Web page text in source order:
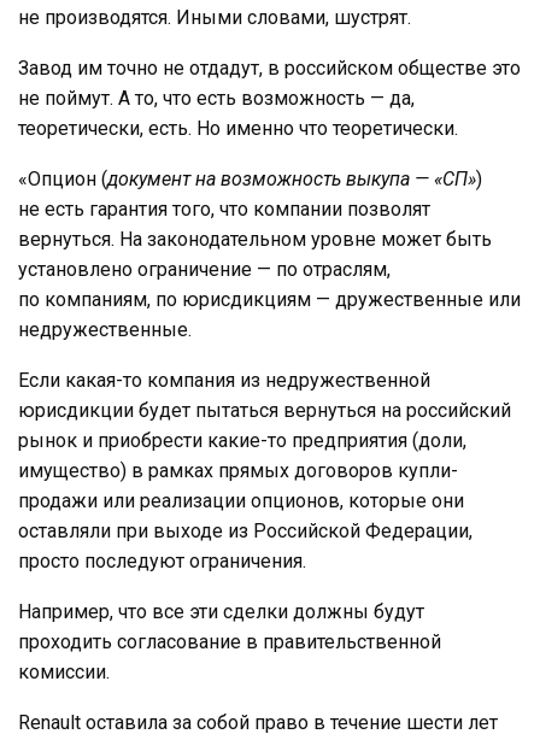
не производятся. Иными словами, шустрят.
Завод им точно не отдадут, в российском обществе это
не поймут. А то, что есть возможность — да,
теоретически, есть. Но именно что теоретически.
«Опцион (документ на возможность выкупа — «СП»)
не есть гарантия того, что компании позволят
вернуться. На законодательном уровне может быть
установлено ограничение — по отраслям,
по компаниям, по юрисдикциям — дружественные или
недружественные.
Если какая-то компания из недружественной
юрисдикции будет пытаться вернуться на российский
рынок и приобрести какие-то предприятия (доли,
имущество) в рамках прямых договоров купли-
продажи или реализации опционов, которые они
оставляли при выходе из Российской Федерации,
просто последуют ограничения.
Например, что все эти сделки должны будут
проходить согласование в правительственной
комиссии.
Renault оставила за собой право в течение шести лет